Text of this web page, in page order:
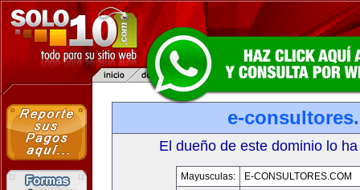
e-
El dueño de este dominio lo
Mayusculas:
E-CONSULTORES.COM